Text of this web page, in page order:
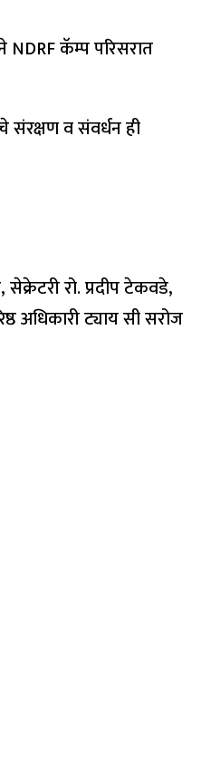
NDRF कॅम्प परिसरात
संरक्षण व संवर्धन ही
रो. प्रदीप टेकवडे,
अधिकारी ट्याय सी सरोज